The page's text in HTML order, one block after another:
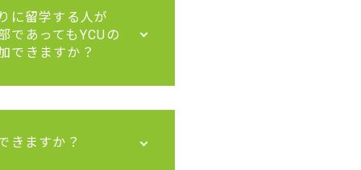
に留学する人が
であってもYCUの
できますか？
きますか？